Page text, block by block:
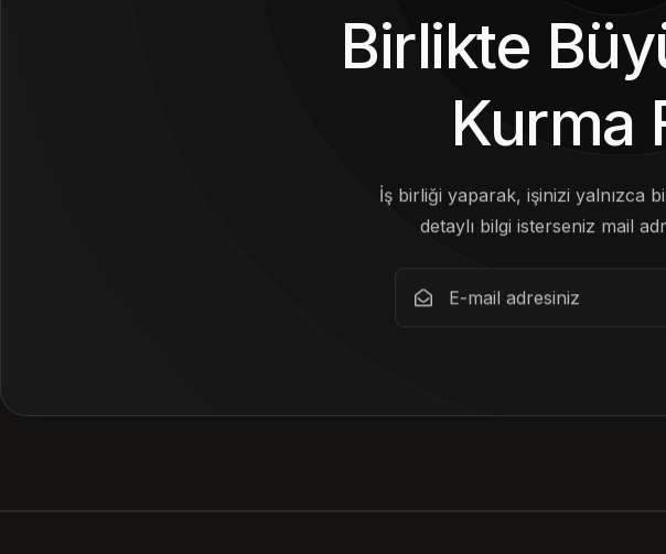
Birlikte
Kurma
İş birliği yaparak, işinizi yalnızca
detaylı bilgi isterseniz mail